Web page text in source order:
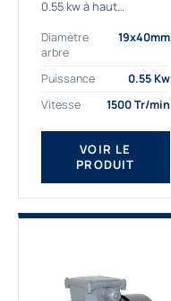
0.55 kw à haut
applications les plus
exigeantes.
Notre moteur électrique
0.55 kw de référence
AGM2EL 80 M 4a...
Diamètre
arbre
19x40mm
Puissance
0.55 Kw
Vitesse
1500 Tr/min
VOIR LE
PRODUIT